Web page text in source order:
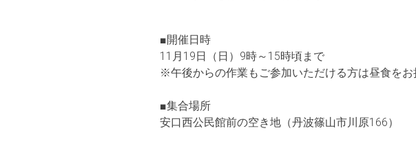
■開催日時
11月19日（日）9時～15時頃まで
※午後からの作業もご参加いただける方は昼食をお
■集合場所
安口西公民館前の空き地（丹波篠山市川原166）